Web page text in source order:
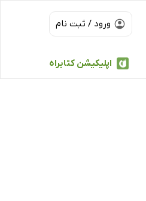
ورود / ثبت نام
اپلیکیشن کتابراه